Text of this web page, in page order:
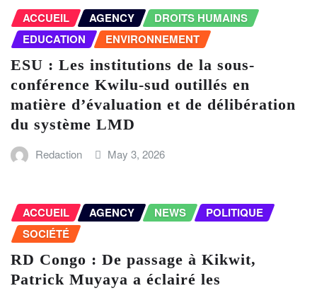
ACCUEIL AGENCY
DROITS HUMAINS
EDUCATION
ENVIRONNEMENT
ESU : Les institutions de la sous-
conférence Kwilu-sud outillés en
matière d’évaluation et de délibération
du système LMD
Redaction May 3, 2026
ACCUEIL AGENCY NEWS
POLITIQUE
SOCIÉTÉ
RD Congo : De passage à Kikwit,
Patrick Muyaya a éclairé les